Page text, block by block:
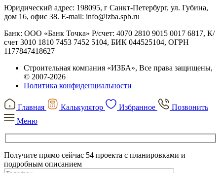
Юридический адрес: 198095, г Санкт-Петербург, ул. Губина,
дом 16, офис 38. E-mail: info@izba.spb.ru
Банк: ООО «Банк Точка» Р/счет: 4070 2810 9015 0017 6817, К/
счет 3010 1810 7453 7452 5104, БИК 044525104, ОГРН
1177847418627
Строительная компания «ИЗБА», Все права защищены,
© 2007-2026
Политика конфиденциальности
Главная Калькулятор Избранное
Позвонить
Меню
Получите прямо сейчас 54 проекта с планировками и
подробным описанием